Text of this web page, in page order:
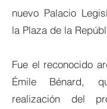
nuevo Palacio
la Plaza de la
Fue el reconocido
Émile Bénard,
realización del